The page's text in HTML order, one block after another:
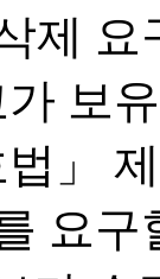
제 요
보
법」
요